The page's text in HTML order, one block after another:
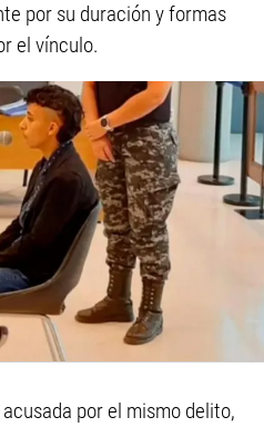
por su duración y formas
el vínculo.
por el mismo delito,